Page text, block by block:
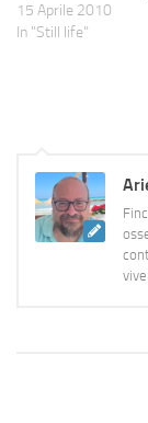
che meritate quando
andarsene è un
15 Aprile 2010
In "Still life"